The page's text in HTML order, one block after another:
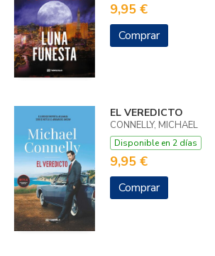
9,95 €
Comprar
EL VEREDICTO
CONNELLY, MICHAEL
Disponible en 2 días
9,95 €
Comprar